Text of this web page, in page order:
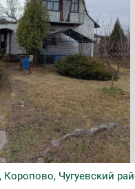
Коропово, Чугуевский